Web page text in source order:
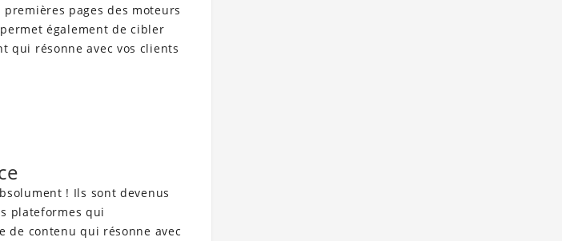
pages des moteurs
également de cibler
qui résonne avec vos clients
! Ils sont devenus
plateformes qui
de contenu qui résonne avec